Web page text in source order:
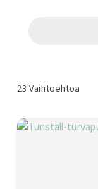
23 Vaihtoehtoa